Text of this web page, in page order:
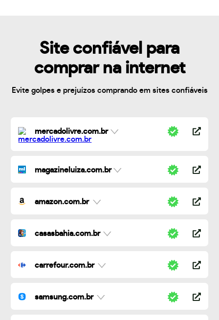
Site confiável para
comprar na internet
Evite golpes e prejuízos comprando em sites confiáveis
mercadolivre.com.br
magazineluiza.com.br
amazon.com.br
casasbahia.com.br
carrefour.com.br
samsung.com.br